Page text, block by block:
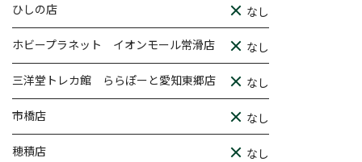
ひしの店 なし
ホビープラネット イオンモール常滑店 なし
三洋堂トレカ館 ららぽーと愛知東郷店 なし
市橋店 なし
穂積店 なし